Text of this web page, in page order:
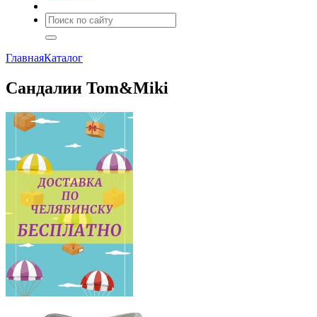
ГлавнаяКаталог
Сандалии Tom&Miki